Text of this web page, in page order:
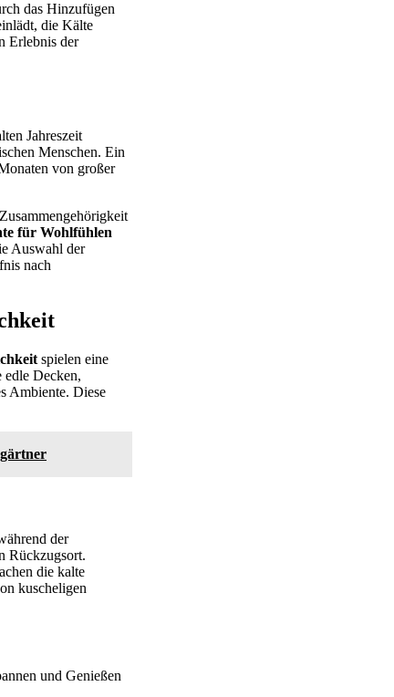
das Hinzufügen
die Kälte
Erlebnis der
Jahreszeit
Menschen. Ein
von großer
für Wohlfühlen
Auswahl der
nach
spielen eine
edle Decken,
Ambiente. Diese
der
Rückzugsort.
die kalte
kuscheligen
und Genießen